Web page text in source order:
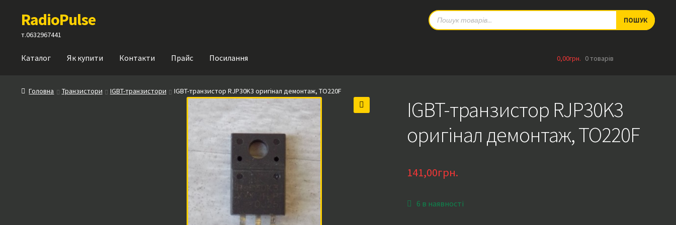
до
навігації
до
вмісту
RadioPulse
т.0632967441
Products
search
ПОШУК
Каталог Як купити Контакти Прайс Посилання 0,00грн. 0 товарів
Головна Транзистори IGBT-транзистори IGBT-транзистор RJP30K3 оригінал демонтаж, TO220F
IGBT-транзистор RJP30K3
оригінал демонтаж, TO220F
141,00грн.
6 в наявності